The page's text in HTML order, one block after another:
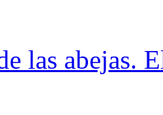
las abejas.